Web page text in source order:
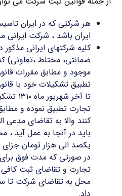
هر شرکتی که در ایران
ایران باشد ، شرکت
کلیه شرکتهای ایرانی
ضمانتی، مختلط ،تعاونی)
موجود و مطابق مقررات
تطبیق تشکیلات خود با
تا آخر
تجارت تطبیق نموده و
کنند والا به تقاضای
باید در آنجا به عمل آید ،
یکصد الی هزار تومان
در صورتی که مدت فوق
تجارت و تقاضای ثبت
محل به تقاضای شرکت تا